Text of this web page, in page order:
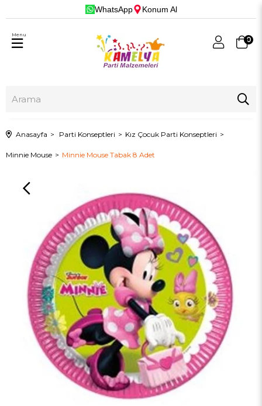
WhatsApp Konum Al
0
Menu
Anasayfa Parti Konseptleri Kız Çocuk Parti Konseptleri
Minnie Mouse Minnie Mouse Tabak 8 Adet